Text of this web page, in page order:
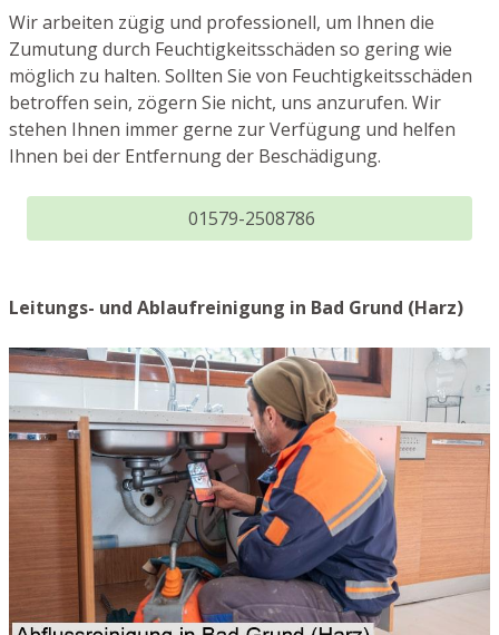
Wir arbeiten zügig und professionell, um Ihnen die
Zumutung durch Feuchtigkeitsschäden so gering wie
möglich zu halten. Sollten Sie von Feuchtigkeitsschäden
betroffen sein, zögern Sie nicht, uns anzurufen. Wir
stehen Ihnen immer gerne zur Verfügung und helfen
Ihnen bei der Entfernung der Beschädigung.
01579-2508786
Leitungs- und Ablaufreinigung in Bad Grund (Harz)